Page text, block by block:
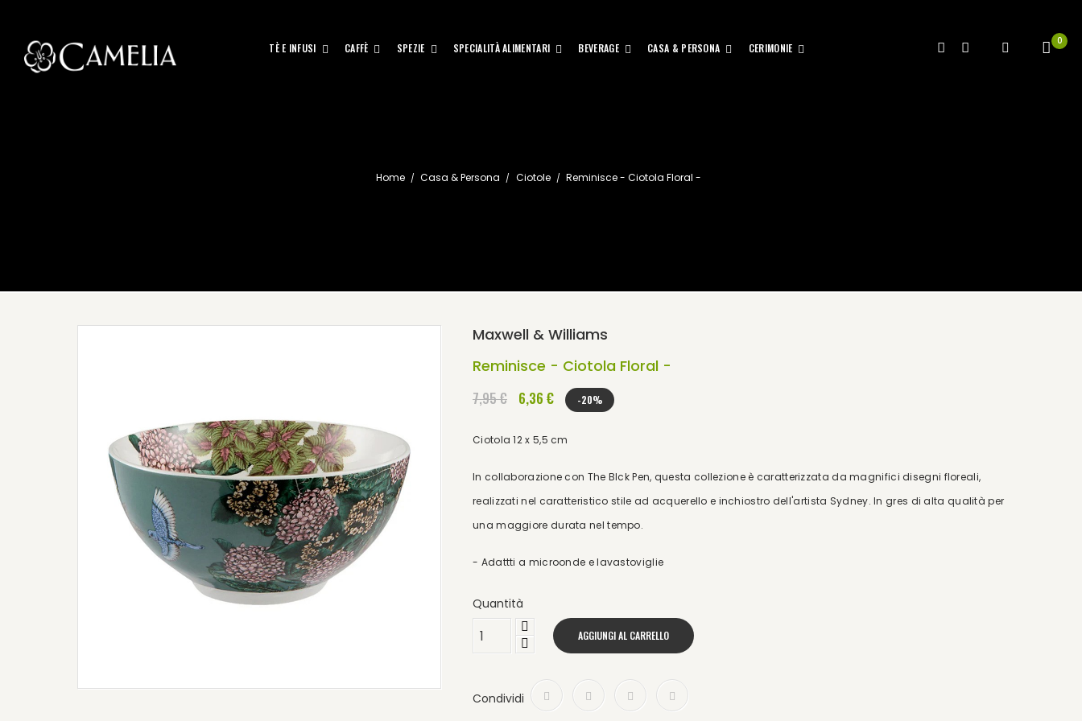
TÈ E INFUSI CAFFÈ SPEZIE SPECIALITÀ ALIMENTARI BEVERAGE CASA & PERSONA CERIMONIE
0
Home Casa & Persona Ciotole Reminisce - Ciotola Floral -
Maxwell & Williams
Reminisce - Ciotola Floral -
7,95 € 6,36 € -20%
Ciotola 12 x 5,5 cm
In collaborazione con The Blck Pen, questa collezione è caratterizzata da magnifici disegni floreali,
realizzati nel caratteristico stile ad acquerello e inchiostro dell'artista Sydney. In gres di alta qualità per
una maggiore durata nel tempo.
- Adattti a microonde e lavastoviglie
Quantità
AGGIUNGI AL CARRELLO
Condividi